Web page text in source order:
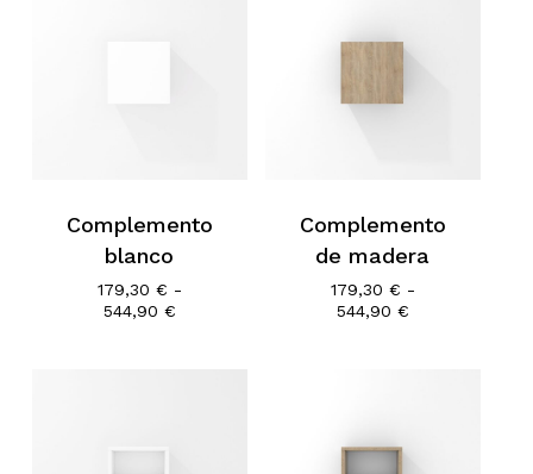
No hay productos en el
Go To Shop
Complemento
blanco
179,30 € -
544,90 €Rango
Complemento
de madera
179,30 € -
544,90 €Rango